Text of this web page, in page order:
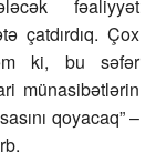
fəaliyyət
çatdırdıq. Çox
ki, bu səfər
münasibətlərin
qoyacaq” –